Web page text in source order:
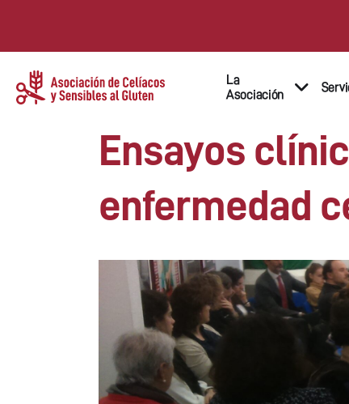
La
Asociación
Ensayos
enfermedad